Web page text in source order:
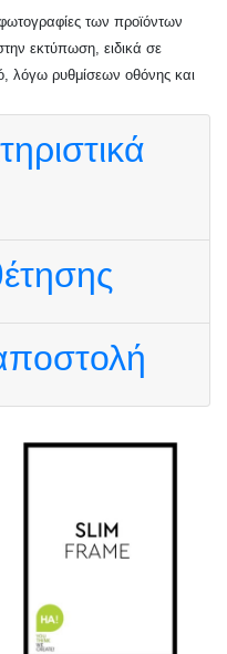
των προϊόντων
εκτύπωση, ειδικά σε
λόγω ρυθμίσεων οθόνης και